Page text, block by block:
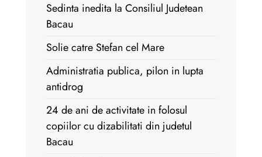
Sedinta inedita la Consiliul Judetean
Bacau
Solie catre Stefan cel Mare
Administratia publica, pilon in lupta
antidrog
24 de ani de activitate in folosul
copiilor cu dizabilitati din judetul
Bacau